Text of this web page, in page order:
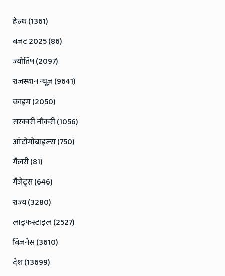
हेल्थ (1361)
बजट 2025 (86)
ज्योतिष (2097)
राजस्थान न्यूज़ (9641)
क्राइम (2050)
सरकारी नौकरी (1056)
ऑटोमोबाइल्स (750)
गैलरी (81)
गैजेट्स (646)
राज्य (3280)
लाइफस्टाइल (2527)
बिजनेस (3610)
देश (13699)